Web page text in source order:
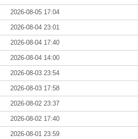
2026-08-05 17:04
2026-08-04 23:01
2026-08-04 17:40
2026-08-04 14:00
2026-08-03 23:54
2026-08-03 17:58
2026-08-02 23:37
2026-08-02 17:40
2026-08-01 23:59